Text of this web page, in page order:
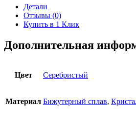
символ
года
"Барашек
платиновый"
Детали
Отзывы (0)
Купить в 1 Клик
Дополнительная
Цвет Серебристый
Материал Бижутерный сплав,